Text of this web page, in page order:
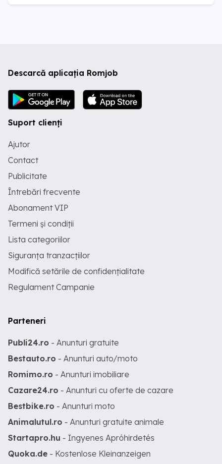
Descarcă aplicația Romjob
Suport clienți
Ajutor
Contact
Publicitate
Întrebări frecvente
Abonament VIP
Termeni și condiții
Lista categoriilor
Siguranța tranzacțiilor
Modifică setările de confidențialitate
Regulament Campanie
Parteneri
Publi24.ro - Anunturi gratuite
Bestauto.ro - Anunturi auto/moto
Romimo.ro - Anunturi imobiliare
Cazare24.ro - Anunturi cu oferte de cazare
Bestbike.ro - Anunturi moto
Animalutul.ro - Anunturi gratuite animale
Startapro.hu - Ingyenes Apróhirdetés
Quoka.de - Kostenlose Kleinanzeigen